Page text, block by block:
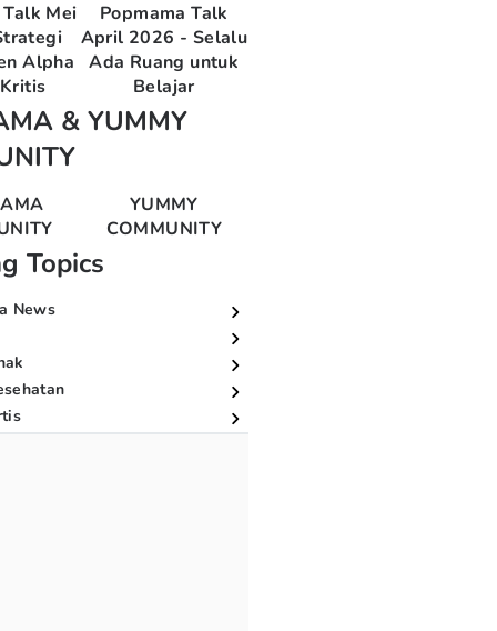
Mei
Alpha
Popmama Talk
April 2026 - Selalu
Ada Ruang untuk
Belajar
& YUMMY
YUMMY
COMMUNITY
Topics
News